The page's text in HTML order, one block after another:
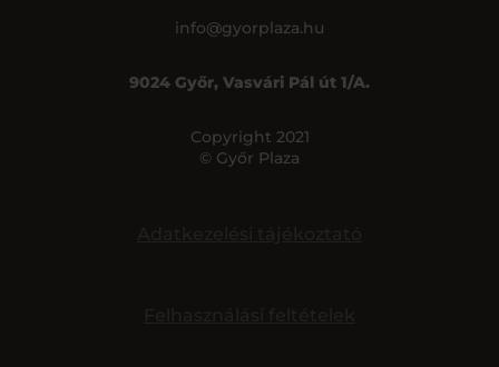
info@gyorplaza.hu
9024 Győr, Vasvári Pál út 1/A.
Copyright 2021
© Győr Plaza